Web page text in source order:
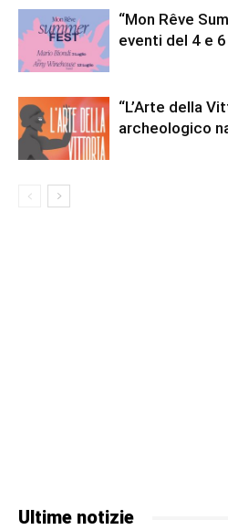
“Mon Rêve
eventi del 4 e
“L’Arte della
archeologico
Ultime notizie